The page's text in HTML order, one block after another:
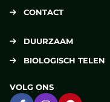
CONTACT
DUURZAAM
BIOLOGISCH TELEN
VOLG ONS